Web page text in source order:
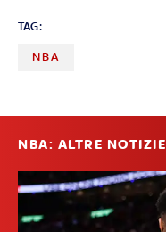
TAG:
NBA
NBA: ALTRE NOTIZIE